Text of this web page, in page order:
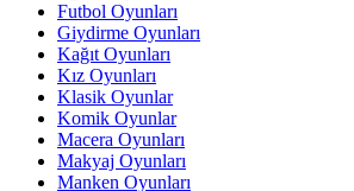
Futbol Oyunları
Giydirme Oyunları
Kağıt Oyunları
Kız Oyunları
Klasik Oyunlar
Komik Oyunlar
Macera Oyunları
Makyaj Oyunları
Manken Oyunları